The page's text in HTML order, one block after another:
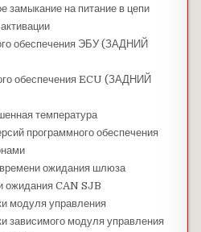
замыкание на питание в цепи
обеспечения ЭБУ (ЗАДНИЙ
обеспечения ECU (ЗАДНИЙ
температура
программного обеспечения
ожидания шлюза
ожидания CAN SJB
модуля управления
зависимого модуля управления